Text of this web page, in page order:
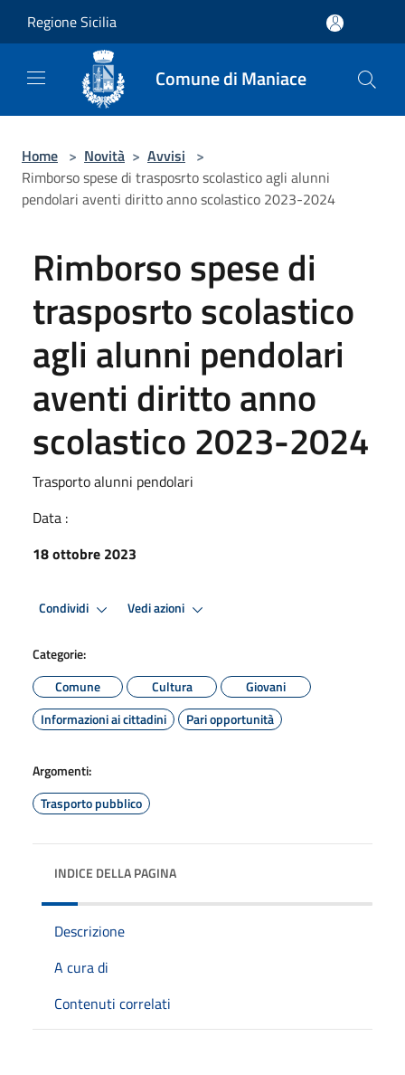
Regione Sicilia
Comune di Maniace
Home > Novità > Avvisi >
Rimborso spese di trasposrto scolastico agli alunni
pendolari aventi diritto anno scolastico 2023-2024
Rimborso spese di
trasposrto scolastico
agli alunni pendolari
aventi diritto anno
scolastico 2023-2024
Trasporto alunni pendolari
Data :
18 ottobre 2023
Condividi Vedi azioni
Categorie:
Comune
Cultura
Giovani
Informazioni ai cittadini
Pari opportunità
Argomenti:
Trasporto pubblico
INDICE DELLA PAGINA
Descrizione
A cura di
Contenuti correlati